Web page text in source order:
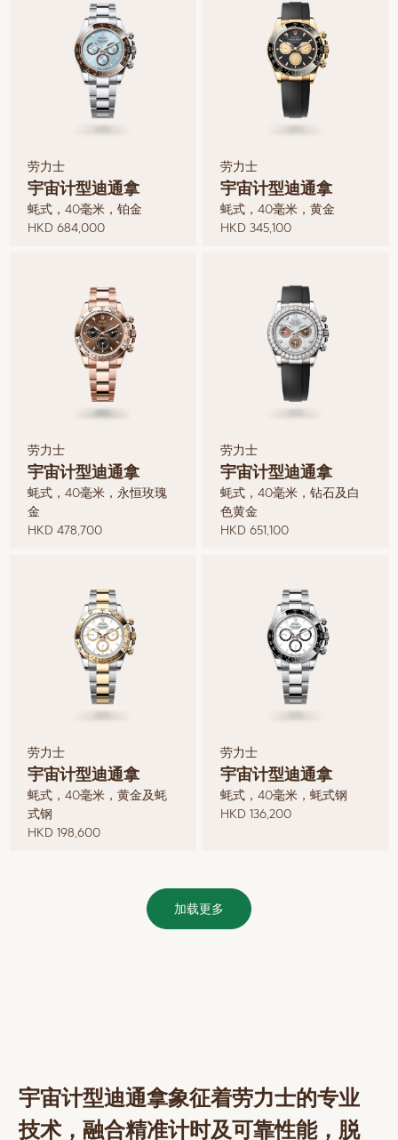
劳力士
宇宙计型迪通拿
蚝式，40毫米，铂金
HKD 684,000
劳力士
宇宙计型迪通拿
蚝式，40毫米，黄金
HKD 345,100
劳力士
宇宙计型迪通拿
蚝式，40毫米，永恒玫瑰
金
HKD 478,700
劳力士
宇宙计型迪通拿
蚝式，40毫米，钻石及白
色黄金
HKD 651,100
劳力士
宇宙计型迪通拿
蚝式，40毫米，黄金及蚝
式钢
HKD 198,600
劳力士
宇宙计型迪通拿
蚝式，40毫米，蚝式钢
HKD 136,200
加载更多
宇宙计型迪通拿象征着劳力士的专业
技术，融合精准计时及可靠性能，脱